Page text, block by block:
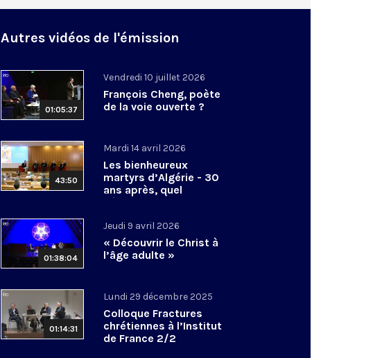
Autres vidéos de l'émission
01:05:37
Vendredi 10 juillet 2026
François Cheng, poète
de la voie ouverte ?
43:50
Mardi 14 avril 2026
Les bienheureux
martyrs d’Algérie - 30
ans après, quel
héritage spirituel?
01:38:04
Jeudi 9 avril 2026
« Découvrir le Christ à
l’âge adulte »
01:14:31
Lundi 29 décembre 2025
Colloque Fractures
chrétiennes à l’Institut
de France 2/2